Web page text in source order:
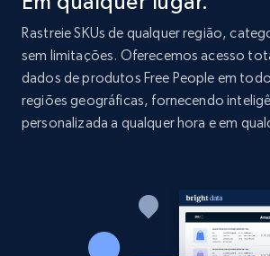
price, and more.
1.9K+ 322+
URL, Product id, Listing inventory id,
Reviews count shop, Reviews count
price, and more.
Rastreie SKUs de qualquer região,
sem limitações. Oferecemos acesso
dados de produtos Free People em
regiões geográficas, fornecendo
personalizada a qualquer hora e em